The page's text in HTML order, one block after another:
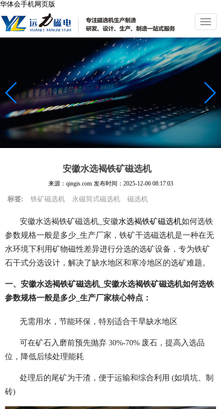
华体会手机网页版
切
换
导
航
安徽水选褐铁矿磁选机
来源：qingis.com 发布时间： 2025-12-06 08:17:03
标签: 铁矿磁选机 永磁筒式磁选机 磁选机
安徽水选褐铁矿磁选机_安徽水选褐铁矿磁选机如何选铁
参数规格一般是多少_生产厂家，铁矿干选磁选机是一种在无
水环境下利用矿物磁性差异进行分选的选矿设备，专为铁矿
石干式分选设计，解决了缺水地区和寒冷地区的选矿难题。
一、安徽水选褐铁矿磁选机_安徽水选褐铁矿磁选机如何选铁
参数规格一般是多少_生产厂家核心特点：
无需用水，节能环保，特别适合干旱缺水地区
可在矿石入磨前预先抛弃 30%-70% 废石，提高入选品
位，降低后续处理能耗
处理后的尾矿为干渣，便于运输和综合利用 (如填坑、制
砖)